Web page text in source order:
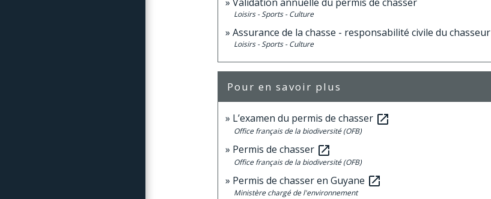
Loisirs - Sports - Culture
Assurance de la chasse - responsabilité civile du chasseur
Loisirs - Sports - Culture
Pour en savoir plus
L’examen du permis de chasser open_in_new
Office français de la biodiversité (OFB)
Permis de chasser open_in_new
Office français de la biodiversité (OFB)
Permis de chasser en Guyane open_in_new
Ministère chargé de l'environnement